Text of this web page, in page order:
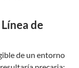
de
de un entorno